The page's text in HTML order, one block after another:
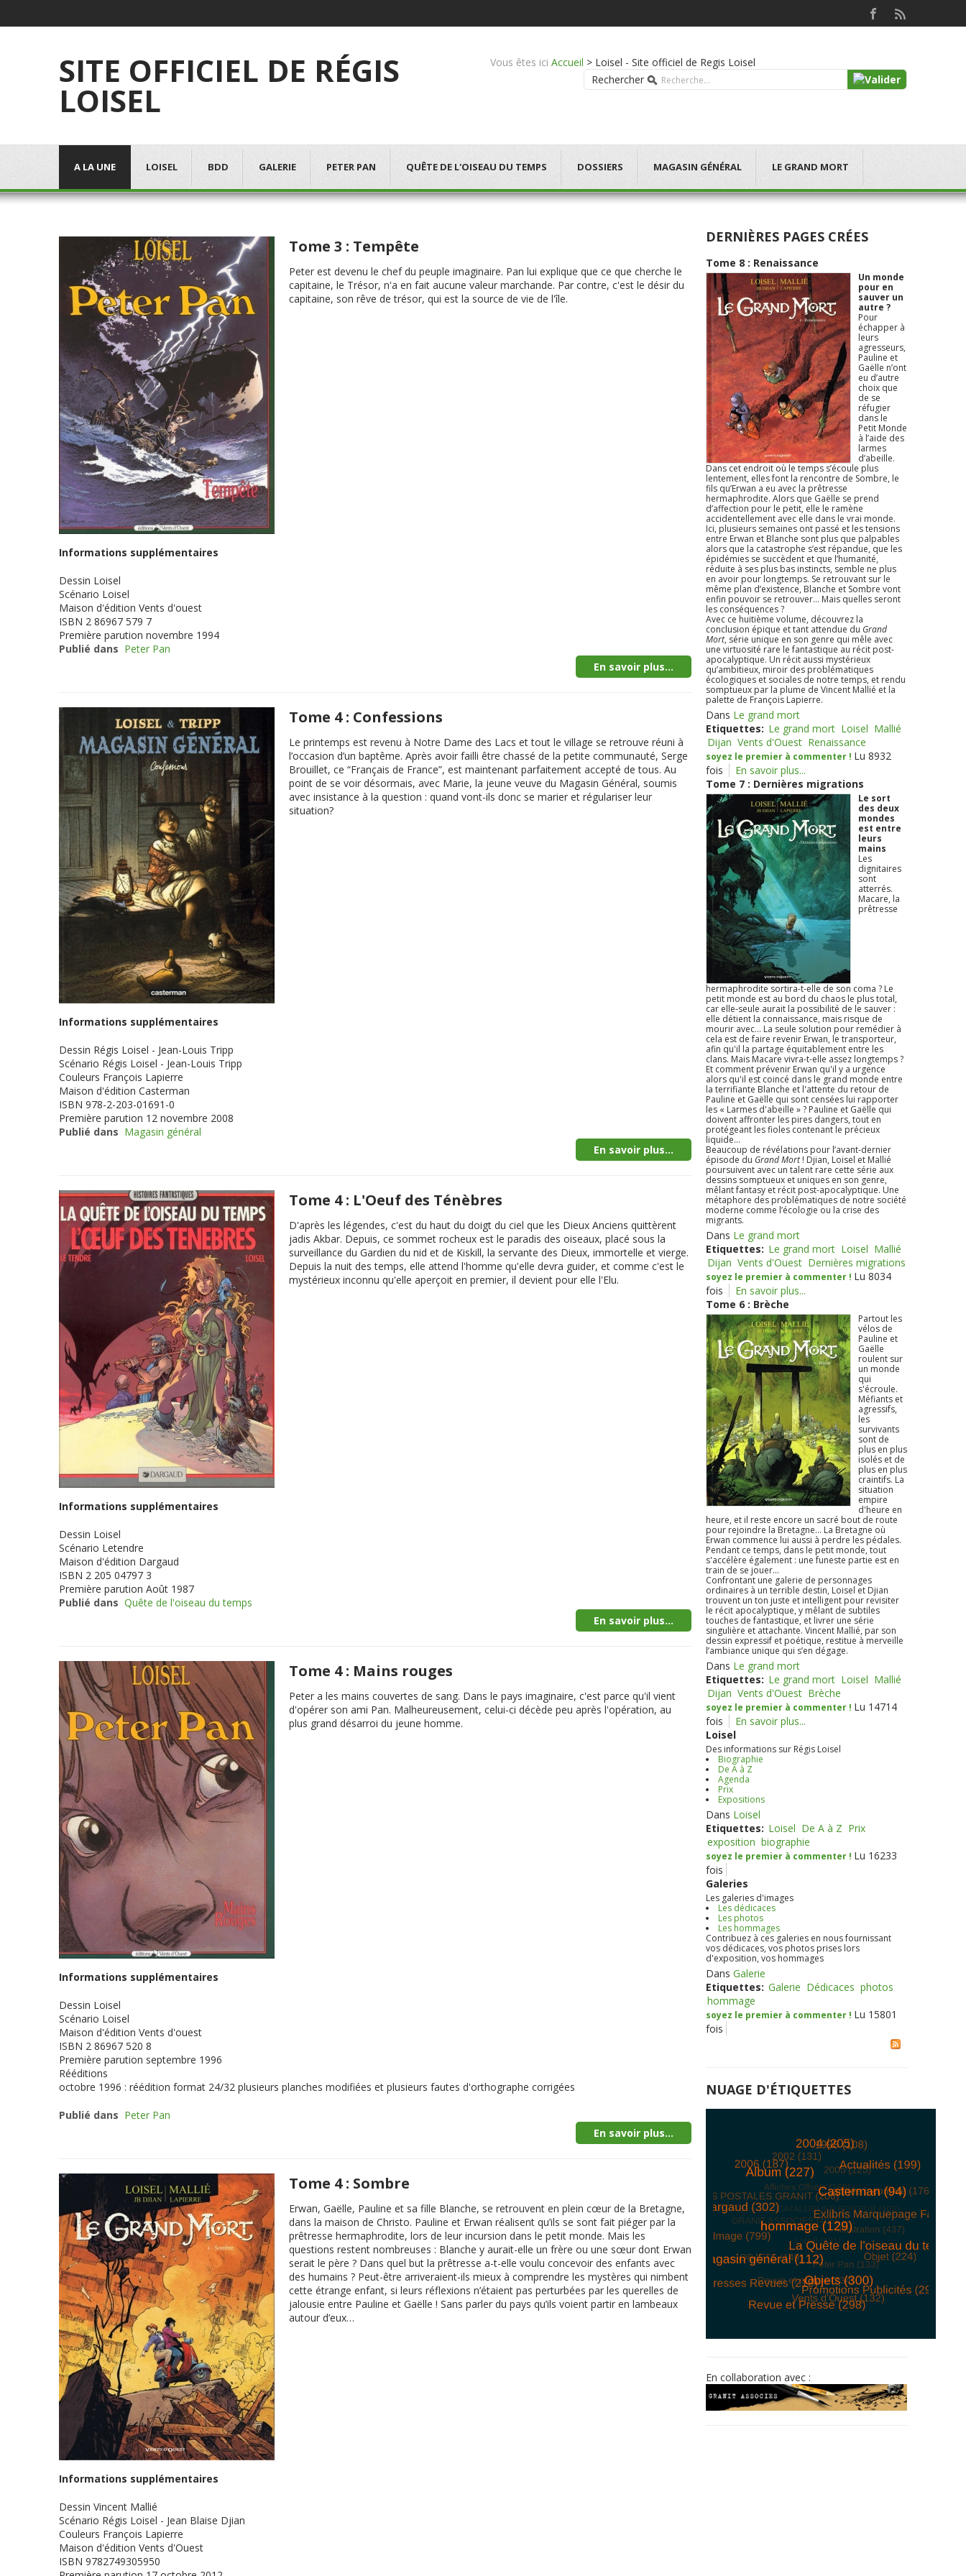
SITE OFFICIEL DE RÉGIS
LOISEL
Vous êtes ici Accueil > Loisel - Site officiel de Regis Loisel
Rechercher
A LA UNE LOISEL BDD GALERIE PETER PAN QUÊTE DE L'OISEAU DU TEMPS DOSSIERS MAGASIN GÉNÉRAL LE GRAND MORT
Tome 3 : Tempête
Peter est devenu le chef du peuple imaginaire. Pan lui explique que ce que cherche le
capitaine, le Trésor, n'a en fait aucune valeur marchande. Par contre, c'est le désir du
capitaine, son rêve de trésor, qui est la source de vie de l'île.
Informations supplémentaires
Dessin Loisel
Scénario Loisel
Maison d'édition Vents d'ouest
ISBN 2 86967 579 7
Première parution novembre 1994
Publié dans Peter Pan
En savoir plus...
Tome 4 : Confessions
Le printemps est revenu à Notre Dame des Lacs et tout le village se retrouve réuni à
l’occasion d’un baptême. Après avoir failli être chassé de la petite communauté, Serge
Brouillet, ce “Français de France”, est maintenant parfaitement accepté de tous. Au
point de se voir désormais, avec Marie, la jeune veuve du Magasin Général, soumis
avec insistance à la question : quand vont-ils donc se marier et régulariser leur
situation?
Informations supplémentaires
Dessin Régis Loisel - Jean-Louis Tripp
Scénario Régis Loisel - Jean-Louis Tripp
Couleurs François Lapierre
Maison d'édition Casterman
ISBN 978-2-203-01691-0
Première parution 12 novembre 2008
Publié dans Magasin général
En savoir plus...
Tome 4 : L'Oeuf des Ténèbres
D'après les légendes, c'est du haut du doigt du ciel que les Dieux Anciens quittèrent
jadis Akbar. Depuis, ce sommet rocheux est le paradis des oiseaux, placé sous la
surveillance du Gardien du nid et de Kiskill, la servante des Dieux, immortelle et vierge.
Depuis la nuit des temps, elle attend l'homme qu'elle devra guider, et comme c'est le
mystérieux inconnu qu'elle aperçoit en premier, il devient pour elle l'Elu.
Informations supplémentaires
Dessin Loisel
Scénario Letendre
Maison d'édition Dargaud
ISBN 2 205 04797 3
Première parution Août 1987
Publié dans Quête de l'oiseau du temps
En savoir plus...
Tome 4 : Mains rouges
Peter a les mains couvertes de sang. Dans le pays imaginaire, c'est parce qu'il vient
d'opérer son ami Pan. Malheureusement, celui-ci décède peu après l'opération, au
plus grand désarroi du jeune homme.
Informations supplémentaires
Dessin Loisel
Scénario Loisel
Maison d'édition Vents d'ouest
ISBN 2 86967 520 8
Première parution septembre 1996
Rééditions
octobre 1996 : réédition format 24/32 plusieurs planches modifiées et plusieurs fautes d'orthographe corrigées
Publié dans Peter Pan
En savoir plus...
Tome 4 : Sombre
Erwan, Gaëlle, Pauline et sa fille Blanche, se retrouvent en plein cœur de la Bretagne,
dans la maison de Christo. Pauline et Erwan réalisent qu’ils se sont fait piéger par la
prêtresse hermaphrodite, lors de leur incursion dans le petit monde. Mais les
questions restent nombreuses : Blanche y aurait-elle un frère ou une sœur dont Erwan
serait le père ? Dans quel but la prêtresse a-t-elle voulu concevoir des enfants avec
des humains ? Peut-être arriveraient-ils mieux à comprendre les mystères qui nimbent
cette étrange enfant, si leurs réflexions n’étaient pas perturbées par les querelles de
jalousie entre Pauline et Gaëlle ! Sans parler du pays qu’ils voient partir en lambeaux
autour d’eux…
Informations supplémentaires
Dessin Vincent Mallié
Scénario Régis Loisel - Jean Blaise Djian
Couleurs François Lapierre
Maison d'édition Vents d'Ouest
ISBN 9782749305950
DERNIÈRES PAGES CRÉES
Tome 8 : Renaissance
Un monde
pour en
sauver un
autre ?
Pour
échapper à
leurs
agresseurs,
Pauline et
Gaëlle n’ont
eu d’autre
choix que
de se
réfugier
dans le
Petit Monde
à l’aide des
larmes
d’abeille.
Dans cet endroit où le temps s’écoule plus
lentement, elles font la rencontre de Sombre, le
fils qu’Erwan a eu avec la prêtresse
hermaphrodite. Alors que Gaëlle se prend
d’affection pour le petit, elle le ramène
accidentellement avec elle dans le vrai monde.
Ici, plusieurs semaines ont passé et les tensions
entre Erwan et Blanche sont plus que palpables
alors que la catastrophe s’est répandue, que les
épidémies se succèdent et que l’humanité,
réduite à ses plus bas instincts, semble ne plus
en avoir pour longtemps. Se retrouvant sur le
même plan d’existence, Blanche et Sombre vont
enfin pouvoir se retrouver… Mais quelles seront
les conséquences ?
Avec ce huitième volume, découvrez la
conclusion épique et tant attendue du Grand
Mort, série unique en son genre qui mêle avec
une virtuosité rare le fantastique au récit post-
apocalyptique. Un récit aussi mystérieux
qu’ambitieux, miroir des problématiques
écologiques et sociales de notre temps, et rendu
somptueux par la plume de Vincent Mallié et la
palette de François Lapierre.
Dans Le grand mort
Etiquettes: Le grand mort Loisel Mallié
Dijan Vents d'Ouest Renaissance
soyez le premier à commenter ! Lu 8932
fois
En savoir plus...
Tome 7 : Dernières migrations
Le sort
des deux
mondes
est entre
leurs
mains
Les
dignitaires
sont
atterrés.
Macare, la
prêtresse
hermaphrodite sortira-t-elle de son coma ? Le
petit monde est au bord du chaos le plus total,
car elle-seule aurait la possibilité de le sauver :
elle détient la connaissance, mais risque de
mourir avec... La seule solution pour remédier à
cela est de faire revenir Erwan, le transporteur,
afin qu'il la partage équitablement entre les
clans. Mais Macare vivra-t-elle assez longtemps ?
Et comment prévenir Erwan qu'il y a urgence
alors qu'il est coincé dans le grand monde entre
la terrifiante Blanche et l'attente du retour de
Pauline et Gaëlle qui sont censées lui rapporter
les « Larmes d'abeille » ? Pauline et Gaëlle qui
doivent affronter les pires dangers, tout en
protégeant les fioles contenant le précieux
liquide...
Beaucoup de révélations pour l’avant-dernier
épisode du Grand Mort! Djian, Loisel et Mallié
poursuivent avec un talent rare cette série aux
dessins somptueux et uniques en son genre,
mêlant fantasy et récit post-apocalyptique. Une
métaphore des problématiques de notre société
moderne comme l’écologie ou la crise des
migrants.
Dans Le grand mort
Etiquettes: Le grand mort Loisel Mallié
Dijan Vents d'Ouest Dernières migrations
soyez le premier à commenter ! Lu 8034
fois
En savoir plus...
Tome 6 : Brèche
Partout les
vélos de
Pauline et
Gaëlle
roulent sur
un monde
qui
s'écroule.
Méfiants et
agressifs,
les
survivants
sont de
plus en plus
isolés et de
plus en plus
craintifs. La
situation
empire
d'heure en
heure, et il reste encore un sacré bout de route
pour rejoindre la Bretagne... La Bretagne où
Erwan commence lui aussi à perdre les pédales.
Pendant ce temps, dans le petit monde, tout
s'accélère également : une funeste partie est en
train de se jouer...
Confrontant une galerie de personnages
ordinaires à un terrible destin, Loisel et Djian
trouvent un ton juste et intelligent pour revisiter
le récit apocalyptique, y mêlant de subtiles
touches de fantastique, et livrer une série
singulière et attachante. Vincent Mallié, par son
dessin expressif et poétique, restitue à merveille
l’ambiance unique qui s’en dégage.
Dans Le grand mort
Etiquettes: Le grand mort Loisel Mallié
Dijan Vents d'Ouest Brèche
soyez le premier à commenter ! Lu 14714
fois
En savoir plus...
Loisel
Des informations sur Régis Loisel
Biographie
De A à Z
Agenda
Prix
Expositions
Dans Loisel
Etiquettes: Loisel De A à Z Prix
exposition biographie
soyez le premier à commenter ! Lu 16233
fois
Galeries
Les galeries d'images
Les dédicaces
Les photos
Les hommages
Contribuez à ces galeries en nous fournissant
vos dédicaces, vos photos prises lors
d'exposition, vos hommages
Dans Galerie
Etiquettes: Galerie Dédicaces photos
hommage
soyez le premier à commenter ! Lu 15801
fois
NUAGE D'ÉTIQUETTES
En collaboration avec :